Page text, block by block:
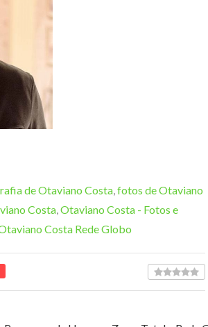
de Otaviano Costa,fotos de Otaviano
Costa,Otaviano Costa - Fotos e
Costa Rede Globo